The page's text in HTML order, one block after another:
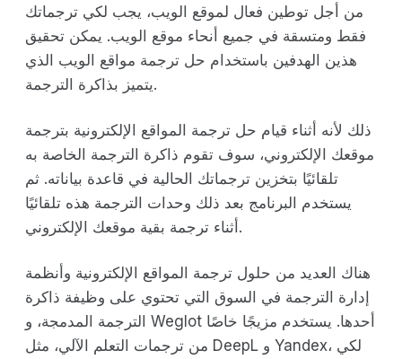
من أجل توطين فعال لموقع الويب، يجب لكي ترجماتك
فقط ومتسقة في جميع أنحاء موقع الويب. يمكن تحقيق
هذين الهدفين باستخدام حل ترجمة مواقع الويب الذي
يتميز بذاكرة الترجمة.
ذلك لأنه أثناء قيام حل ترجمة المواقع الإلكترونية بترجمة
موقعك الإلكتروني، سوف تقوم ذاكرة الترجمة الخاصة به
تلقائيًا بتخزين ترجماتك الحالية في قاعدة بياناته. ثم
يستخدم البرنامج بعد ذلك وحدات الترجمة هذه تلقائيًا
أثناء ترجمة بقية موقعك الإلكتروني.
هناك العديد من حلول ترجمة المواقع الإلكترونية وأنظمة
إدارة الترجمة في السوق التي تحتوي على وظيفة ذاكرة
الترجمة المدمجة، و Weglot أحدها. يستخدم مزيجًا خاصًا
من ترجمات التعلم الآلي، مثل DeepL و Yandex، لكي